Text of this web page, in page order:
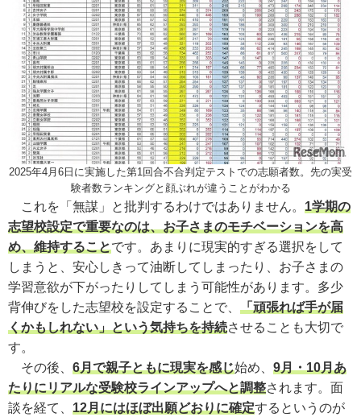
2025年4月6日に実施した第1回合不合判定テストでの志願者数。先の実受
験者数ランキングと顔ぶれが違うことがわかる
これを「無謀」と批判するわけではありません。 1学期の
志望校設定で重要なのは、お子さまのモチベーションを高
め、維持することです。あまりに現実的すぎる選択をして
しまうと、安心しきって油断してしまったり、お子さまの
学習意欲が下がったりしてしまう可能性があります。多少
背伸びをした志望校を設定することで、 「頑張れば手が届
くかもしれない」という気持ちを持続させることも大切で
す。
その後、 6月で親子ともに現実を感じ始め、 9月・10月あ
たりにリアルな受験校ラインアップへと調整されます。面
談を経て、 12月にはほぼ出願どおりに確定するというのが